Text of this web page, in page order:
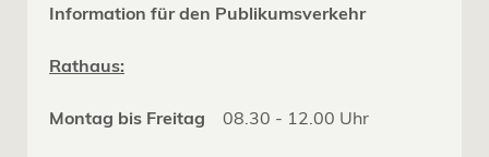
Information für den Publikumsverkehr
Rathaus:
Montag bis Freitag 08.30 - 12.00 Uhr